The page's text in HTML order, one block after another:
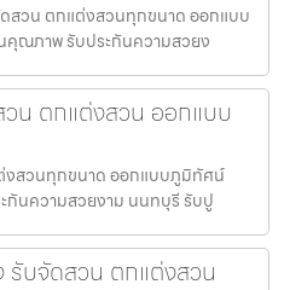
สวน ตกแต่งสวนทุกขนาด ออกแบบ
คุณภาพ รับประกันความสวยง
น ตกแต่งสวน ออกแบบ
งสวนทุกขนาด ออกแบบภูมิทัศน์
กันความสวยงาม นนทบุรี รับปู
รับจัดสวน ตกแต่งสวน